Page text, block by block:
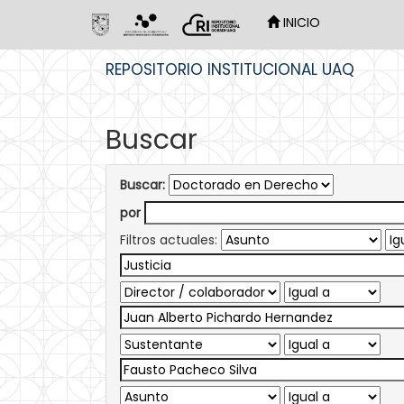
INICIO
REPOSITORIO INSTITUCIONAL UAQ
Buscar
Buscar:
por
Filtros actuales: